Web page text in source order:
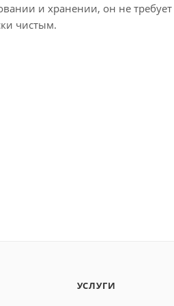
и хранении, он не
чистым.
УСЛУГИ